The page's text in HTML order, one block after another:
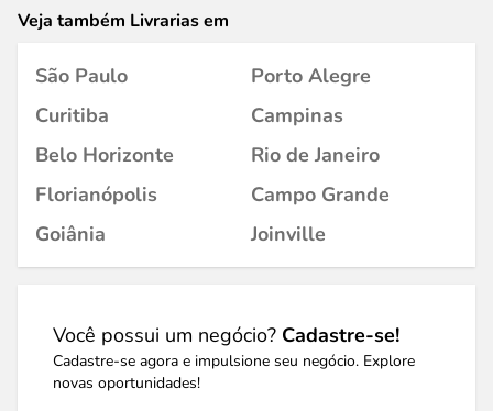
Veja também Livrarias em
São Paulo
Porto Alegre
Curitiba
Campinas
Belo Horizonte
Rio de Janeiro
Florianópolis
Campo Grande
Goiânia
Joinville
Você possui um negócio? Cadastre-se!
Cadastre-se agora e impulsione seu negócio. Explore
novas oportunidades!